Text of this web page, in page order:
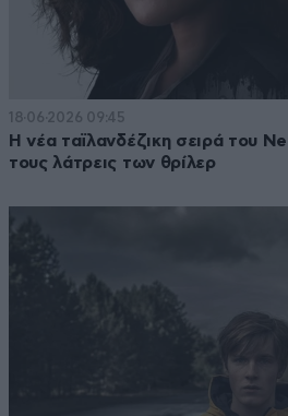
18·06·2026 09:45
Η νέα ταϊλανδέζικη σειρά του
τους λάτρεις των θρίλερ